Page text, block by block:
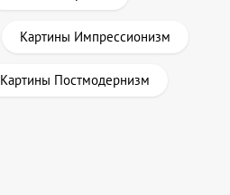
Картины Импрессионизм
Картины Постмодернизм